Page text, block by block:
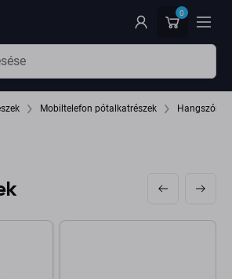
0
Mobiltelefon pótalkatrészek